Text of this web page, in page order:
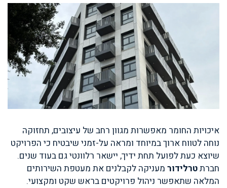
איכויות החומר מאפשרות מגוון רחב של עיצובים, תחזוקה
נוחה לטווח ארוך במיוחד ומראה על-זמני שיבטיח כי הפרויקט
שיוצא כעת לפועל תחת ידיך, יישאר רלוונטי גם בעוד שנים.
חברתטרלידור מעניקה לקבלנים את מעטפת השירותים
המלאה שתאפשר ניהול פרויקטים בראש שקט ומקצועי.